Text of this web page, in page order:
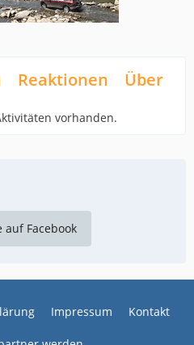
Reaktionen Über
vorhanden.
auf Facebook
Impressum Kontakt